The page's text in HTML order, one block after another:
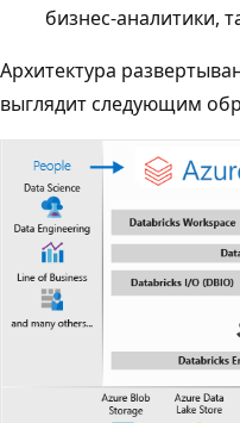
бизнес-аналитики,
Архитектура
выглядит следующим